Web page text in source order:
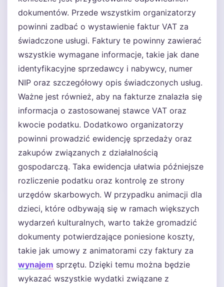
dokumentów. Przede wszystkim organizatorzy
powinni zadbać o wystawienie faktur VAT za
świadczone usługi. Faktury te powinny zawierać
wszystkie wymagane informacje, takie jak dane
identyfikacyjne sprzedawcy i nabywcy, numer
NIP oraz szczegółowy opis świadczonych usług.
Ważne jest również, aby na fakturze znalazła się
informacja o zastosowanej stawce VAT oraz
kwocie podatku. Dodatkowo organizatorzy
powinni prowadzić ewidencję sprzedaży oraz
zakupów związanych z działalnością
gospodarczą. Taka ewidencja ułatwia późniejsze
rozliczenie podatku oraz kontrolę ze strony
urzędów skarbowych. W przypadku animacji dla
dzieci, które odbywają się w ramach większych
wydarzeń kulturalnych, warto także gromadzić
dokumenty potwierdzające poniesione koszty,
takie jak umowy z animatorami czy faktury za
wynajem sprzętu. Dzięki temu można będzie
wykazać wszystkie wydatki związane z